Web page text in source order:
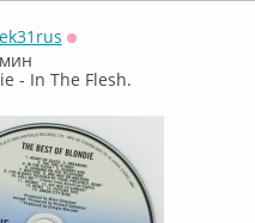
- In The Flesh.